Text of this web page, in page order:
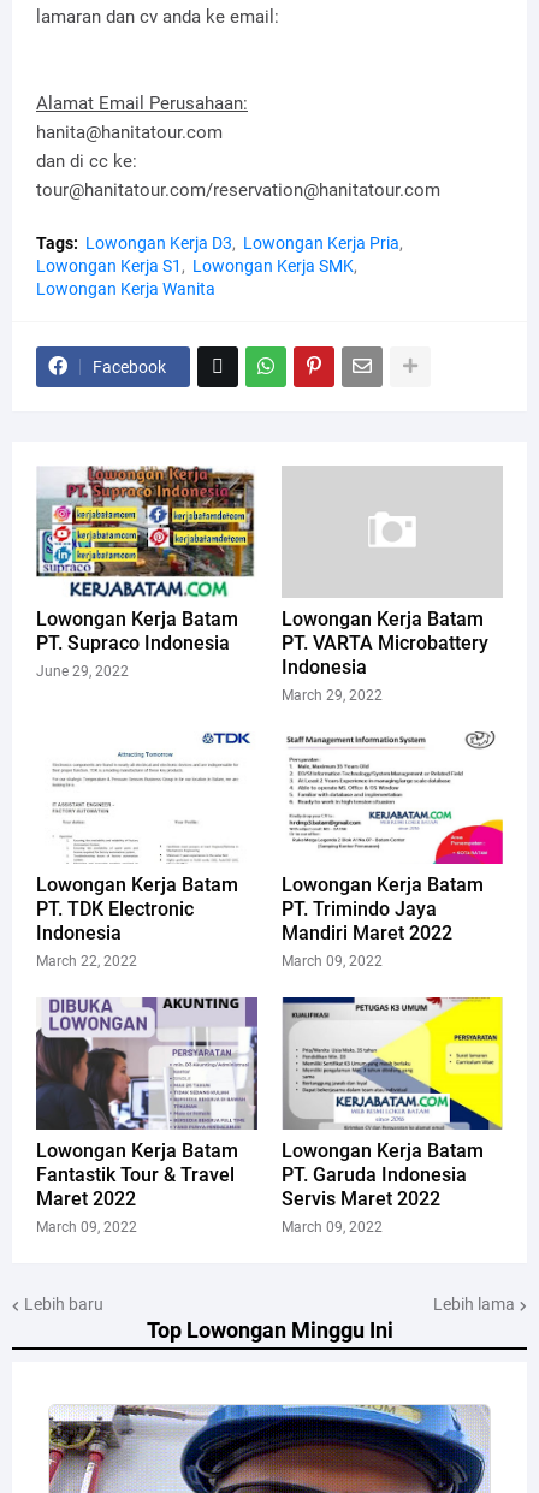
Top Lowongan Minggu Ini
lamaran dan cv anda ke email:
Alamat Email Perusahaan:
hanita@hanitatour.com
dan di cc ke:
tour@hanitatour.com/reservation@hanitatour.com
Tags: Lowongan Kerja D3
Lowongan Kerja Pria
Lowongan Kerja S1
Lowongan Kerja SMK
Lowongan Kerja Wanita
Facebook
Lowongan Kerja Batam
PT. Supraco Indonesia
June 29, 2022
Lowongan Kerja Batam
PT. VARTA Microbattery
Indonesia
March 29, 2022
Lowongan Kerja Batam
PT. TDK Electronic
Indonesia
March 22, 2022
Lowongan Kerja Batam
PT. Trimindo Jaya
Mandiri Maret 2022
March 09, 2022
Lowongan Kerja Batam
Fantastik Tour & Travel
Maret 2022
March 09, 2022
Lowongan Kerja Batam
PT. Garuda Indonesia
Servis Maret 2022
March 09, 2022
Lebih baru Lebih lama